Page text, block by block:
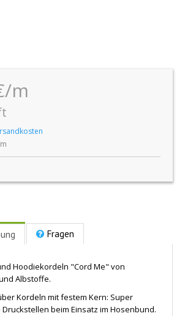
m
Fragen
Hoodiekordeln "Cord Me" von
Albstoffe.
Kordeln mit festem Kern: Super
beim Einsatz im Hosenbund.